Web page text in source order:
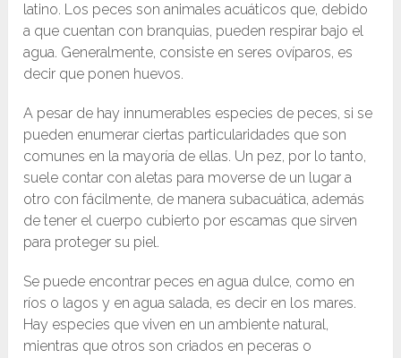
latino. Los peces son animales acuáticos que, debido
a que cuentan con branquias, pueden respirar bajo el
agua. Generalmente, consiste en seres ovíparos, es
decir que ponen huevos.
A pesar de hay innumerables especies de peces, si se
pueden enumerar ciertas particularidades que son
comunes en la mayoría de ellas. Un pez, por lo tanto,
suele contar con aletas para moverse de un lugar a
otro con fácilmente, de manera subacuática, además
de tener el cuerpo cubierto por escamas que sirven
para proteger su piel.
Se puede encontrar peces en agua dulce, como en
ríos o lagos y en agua salada, es decir en los mares.
Hay especies que viven en un ambiente natural,
mientras que otros son criados en peceras o